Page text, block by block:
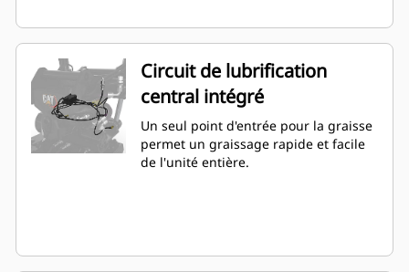
Circuit de lubrification
central intégré
Un seul point d'entrée pour la graisse
permet un graissage rapide et facile
de l'unité entière.